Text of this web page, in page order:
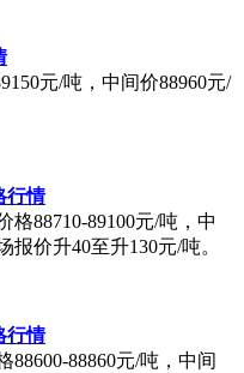
元/吨，中间价88960元/
行情
格88710-89100元/吨，中
报价升40至升130元/吨。
行情
88860元/吨，中间